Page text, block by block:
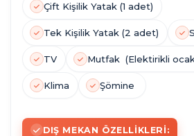
Çift Kişilik Yatak (1 adet)
Tek Kişilik Yatak (2 adet) S
TV Mutfak (Elektirikli
Klima Şömine
DIŞ MEKAN ÖZELLIKLERI: